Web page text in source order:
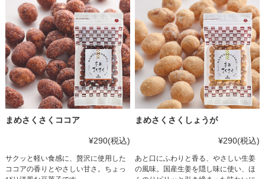
まめさくさくココア
¥290(税込)
サクッと軽い食感に、贅沢に使用した
ココアの香りとやさしい甘さ。ちょっ
まめさくさくしょうが
¥290(税込)
あと口にふわりと香る、やさしい生姜
の風味。国産生姜を隠し味に使い、ほ